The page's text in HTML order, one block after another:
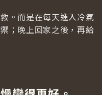
。而是在每天進入冷氣
；晚上回家之後，再給